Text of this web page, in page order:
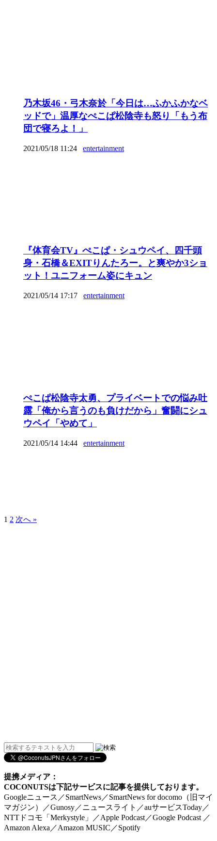
乃木坂46・弓木奈於「今日は…ふかふかなベ
ッドで」温厚なぺこぱ松陰寺も怒り「もう布
団で寝ろよ！」
2021/05/18 11:24 entertainment
『体育会TV』ぺこぱ・シュウペイ、四千頭
身・石橋＆EXITりんたろー。と爽やか3ショ
ット！ユニフォーム姿にキュン
2021/05/14 17:17 entertainment
ぺこぱ松陰寺太勇、プライベートでの悩み吐
露「俺から言うのも負けだから」奮闘にシュ
ウペイ「やめて」
2021/05/14 14:44 entertainment
1 2 次へ »
提携メディア：
COCONUTSは下記サービスに記事を提供しております。
Googleニュース／SmartNews／SmartNews for docomo（旧マイ
マガジン）／Gunosy／ニュースライト／auサービスToday／
NTTドコモ「Merkystyle」／Apple Podcast／Google Podcast ／
Amazon Alexa／Amazon MUSIC／Spotify